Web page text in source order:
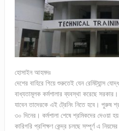
হোসাইন আহমদঃ
দেশের বাহিরে গিয়ে শুরুতেই যেন রেমিট্যান্স
বাধ্যতামূলক কর্মশালার ব্যবস্থা করেছে
যাবেন তাদেরকে এই ট্রেনিং নিতে হবে। পুরুষ
৩০ দিনের। কর্মশালা শেষে শ্রমিকদের দেওয়া
কারিগরি প্রশিক্ষণ কেন্দ্র চলছে সম্পূর্ণ এ